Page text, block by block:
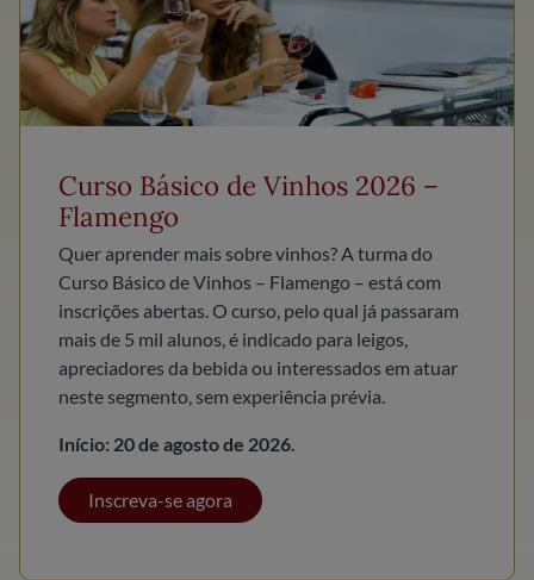
Curso Básico de Vinhos 2026 –
Flamengo
Quer aprender mais sobre vinhos? A turma do
Curso Básico de Vinhos – Flamengo – está com
inscrições abertas. O curso, pelo qual já passaram
mais de 5 mil alunos, é indicado para leigos,
apreciadores da bebida ou interessados em atuar
neste segmento, sem experiência prévia.
Início: 20 de agosto de 2026.
Inscreva-se agora